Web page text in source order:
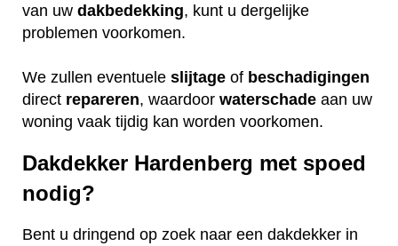
van uw dakbedekking, kunt u dergelijke
problemen voorkomen.
We zullen eventuele slijtage of beschadigingen
direct repareren, waardoor waterschade aan uw
woning vaak tijdig kan worden voorkomen.
Dakdekker Hardenberg met spoed
nodig?
Bent u dringend op zoek naar een dakdekker in